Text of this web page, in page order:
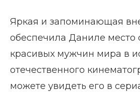
Яркая и запоминающая
обеспечила Даниле место
красивых мужчин мира в
отечественного
можете увидеть его в